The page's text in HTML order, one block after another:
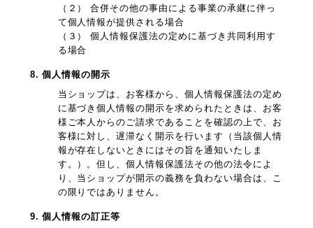
（２） 合併その他の事由による事業の承継に伴っ
て個人情報が提供される場合
（３） 個人情報保護法の定めに基づき共同利用す
る場合
8. 個人情報の開示
当ショップは、お客様から、個人情報保護法の定め
に基づき個人情報の開示を求められたときは、お客
様ご本人からのご請求であることを確認の上で、お
客様に対し、遅滞なく開示を行います（当該個人情
報が存在しないときにはその旨を通知いたしま
す。）。但し、個人情報保護法その他の法令によ
り、当ショップが開示の義務を負わない場合は、こ
の限りではありません。
9. 個人情報の訂正等